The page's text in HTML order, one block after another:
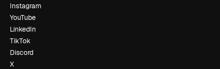
Instagram
YouTube
LinkedIn
TikTok
Discord
X